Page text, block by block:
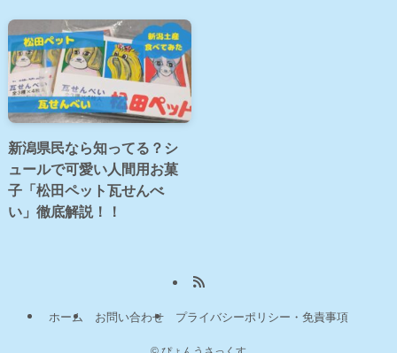
新潟県民なら知ってる？シ
ュールで可愛い人間用お菓
子「松田ペット瓦せんべ
い」徹底解説！！
ホーム お問い合わせ プライバシーポリシー・免責事項